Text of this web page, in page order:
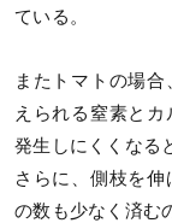
ている。
またトマトの場
えられる窒素と
発生しにくくなる
さらに、側枝を
の数も少なく済む